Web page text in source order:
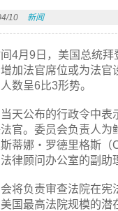
10 新闻
月9日，美国总统拜
加法官席位或为法
数呈6比3形势。
公布的行政令中表
官。委员会负责人
蒂娜・罗德里格斯
律顾问办公室的副助
负责审查法院在宪法
国最高法院规模的